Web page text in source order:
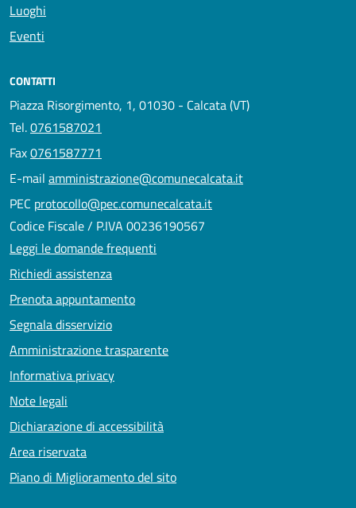
Luoghi
Eventi
CONTATTI
Piazza Risorgimento, 1, 01030 - Calcata (VT)
Tel.0761587021
Fax0761587771
E-mail amministrazione@comunecalcata.it
PEC protocollo@pec.comunecalcata.it
Codice Fiscale / P.IVA 00236190567
Leggi le domande frequenti
Richiedi assistenza
Prenota appuntamento
Segnala disservizio
Amministrazione trasparente
Informativa privacy
Note legali
Dichiarazione di accessibilità
Area riservata
Piano di Miglioramento del sito